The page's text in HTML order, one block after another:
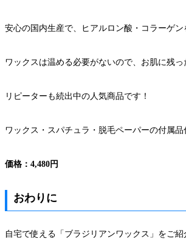
安心の国内生産で、ヒアルロン酸・コラーゲ
ワックスは温める必要がないので、お肌に残
リピーターも続出中の人気商品です！
ワックス・スパチュラ・脱毛ペーパーの付属品
価格：4,480円
おわりに
自宅で使える「ブラジリアンワックス」をご紹